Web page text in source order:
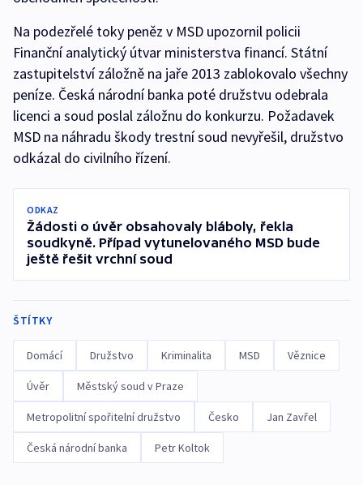
Na podezřelé toky peněz v MSD upozornil policii
Finanční analytický útvar ministerstva financí. Státní
zastupitelství záložně na jaře 2013 zablokovalo všechny
peníze. Česká národní banka poté družstvu odebrala
licenci a soud poslal záložnu do konkurzu. Požadavek
MSD na náhradu škody trestní soud nevyřešil, družstvo
odkázal do civilního řízení.
ODKAZ
Žádosti o úvěr obsahovaly bláboly, řekla
soudkyně. Případ vytunelovaného MSD bude
ještě řešit vrchní soud
ŠTÍTKY
Domácí Družstvo Kriminalita MSD Věznice
Úvěr Městský soud v Praze
Metropolitní spořitelní družstvo Česko Jan Zavřel
Česká národní banka Petr Koltok